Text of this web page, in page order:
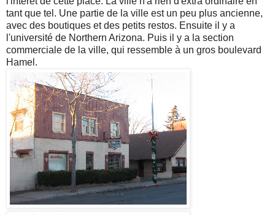
tant que tel. Une partie de la ville est un peu plus ancienne,
avec des boutiques et des petits restos. Ensuite il y a
l'université de Northern Arizona. Puis il y a la section
commerciale de la ville, qui ressemble à un gros boulevard
Hamel.